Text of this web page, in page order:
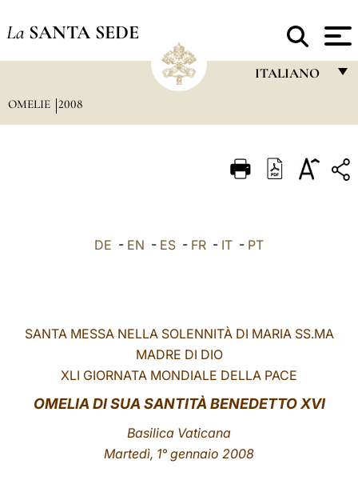
La SANTA SEDE
ITALIANO
ITALIANO
LATINE
OMELIE 2008
DE - EN - ES - FR - IT - PT
SANTA MESSA NELLA SOLENNITÀ DI MARIA SS.MA
MADRE DI DIO
XLI GIORNATA MONDIALE DELLA PACE
OMELIA DI SUA SANTITÀ BENEDETTO XVI
Basilica Vaticana
Martedì, 1° gennaio 2008